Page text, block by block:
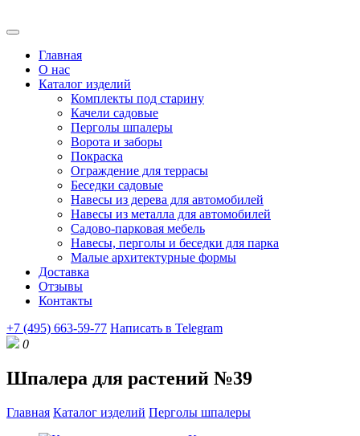
Главная
О нас
Каталог изделий
Комплекты под старину
Качели садовые
Перголы шпалеры
Ворота и заборы
Покраска
Ограждение для террасы
Беседки садовые
Навесы из дерева для автомобилей
Навесы из металла для автомобилей
Садово-парковая мебель
Навесы, перголы и беседки для парка
Малые архитектурные формы
Доставка
Отзывы
Контакты
+7 (495) 663-59-77 Написать в Telegram
0
Шпалера для растений №39
Главная Каталог изделий Перголы шпалеры